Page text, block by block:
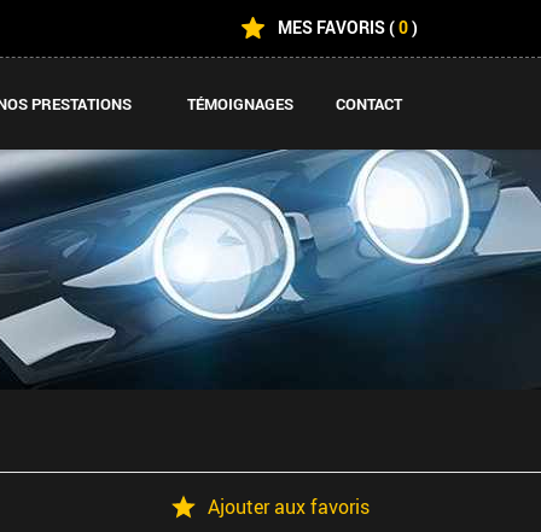
MES FAVORIS(0)
PRESTATIONS TÉMOIGNAGES CONTACT
Ajouter aux favoris